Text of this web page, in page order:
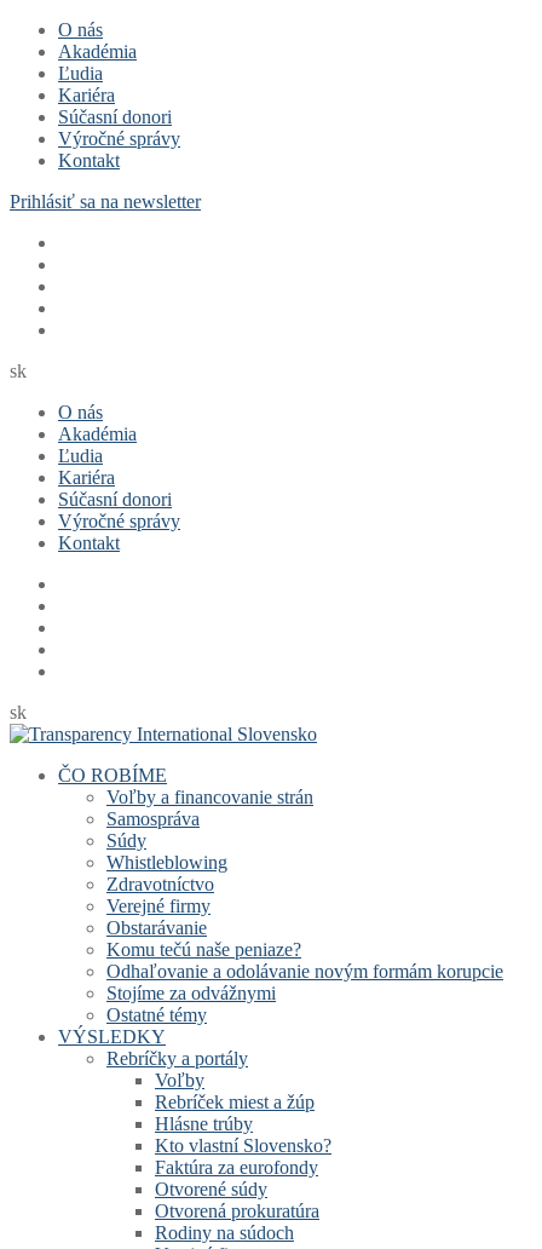
Preskočiť
obsah
Menu
ZavrieťO nás
Akadémia
Ľudia
Kariéra
Súčasní donori
Výročné správy
Kontakt
Prihlásiť sa na newsletter
sk
O nás
Akadémia
Ľudia
Kariéra
Súčasní donori
Výročné správy
Kontakt
sk
ČO ROBÍME
Voľby a financovanie strán
Samospráva
Súdy
Whistleblowing
Zdravotníctvo
Verejné firmy
Obstarávanie
Komu tečú naše peniaze?
Odhaľovanie a odolávanie novým formám korupcie
Stojíme za odvážnymi
Ostatné témy
VÝSLEDKY
Rebríčky a portály
Voľby
Rebríček miest a žúp
Hlásne trúby
Kto vlastní Slovensko?
Faktúra za eurofondy
Otvorené súdy
Otvorená prokuratúra
Rodiny na súdoch